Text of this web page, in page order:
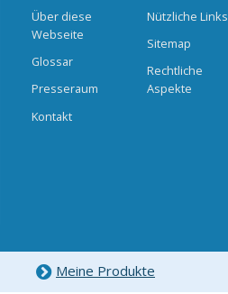
Über diese
Webseite
Glossar
Presseraum
Kontakt
Nützliche Links
Sitemap
Rechtliche
Aspekte
Meine Produkte